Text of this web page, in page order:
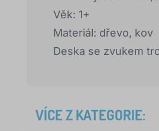
Věk: 1+
Materiál: dřevo, kov
Deska se zvukem
VÍCE Z KATEGORIE: